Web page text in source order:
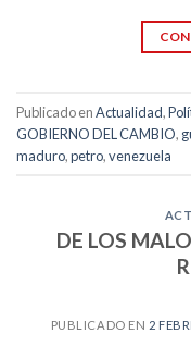
Publicado enActualidad,
GOBIERNO DEL CAMBIO,
maduro,petro,venezuela
DE LOS
PUBLICADO EN 2